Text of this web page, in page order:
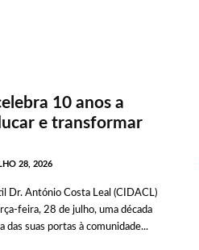
10 anos a
e transformar
28, 2026
Dr. António Costa Leal (CIDACL)
feira, 28 de julho, uma década
das suas portas à comunidade...